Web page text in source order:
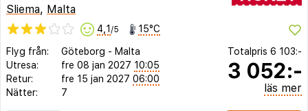
Sliema, Malta
4,1 /5 15°C
Flyg från: Göteborg - Malta
Utresa:
fre 08 jan 2027 10:05
Retur:
fre 15 jan 2027 06:00
Nätter:
7
Totalpris 6 103:-
3 052:-
läs mer